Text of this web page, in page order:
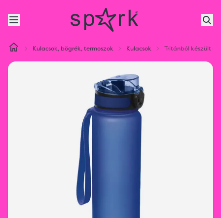
Kulacsok, bögrék, termoszok Kulacsok Tritánból készült